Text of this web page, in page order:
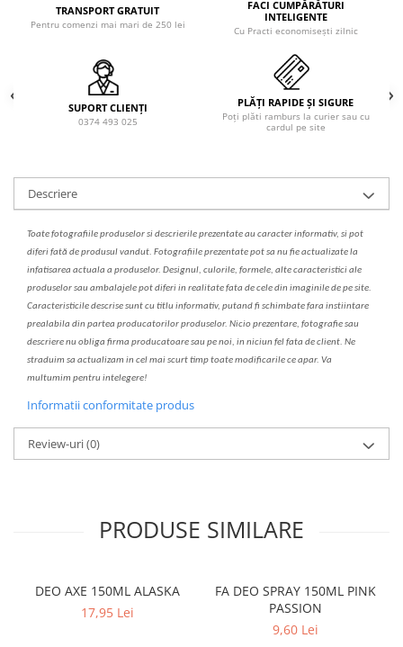
TRANSPORT GRATUIT
Pentru comenzi mai mari de 250 lei
FACI CUMPĂRĂTURI
INTELIGENTE
Cu Practi economisești zilnic
SUPORT CLIENȚI
0374 493 025
PLĂȚI RAPIDE ȘI SIGURE
Poți plăti ramburs la curier sau cu
cardul pe site
Descriere
Toate fotografiile produselorsidescrierileprezentate au caracter informativ, si pot
diferi fată de produsul vandut. Fotografiile prezentate pot sa nu fie actualizate la
infatisarea actuala a produselor. Designul, culorile, formele, alte caracteristici ale
produselor sau ambalajele pot diferi in realitate fata de cele din imaginile de pe site.
Caracteristicile descrise sunt cu titlu informativ, putand fi schimbate fara instiintare
prealabila din partea producatorilor produselor. Nicio prezentare, fotografie sau
descriere nu obliga firma producatoare sau pe noi, in niciun fel fata de client. Ne
straduim sa actualizam in cel mai scurt timp toate modificarile ce apar. Va
multumim pentru intelegere!
Informatii conformitate produs
Review-uri(0)
PRODUSE SIMILARE
DEO AXE 150ML ALASKA
17,95 Lei
FA DEO SPRAY 150ML PINK
PASSION
9,60 Lei